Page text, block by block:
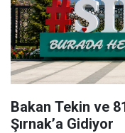
Bakan Tekin ve
Şırnak’a Gidiyor